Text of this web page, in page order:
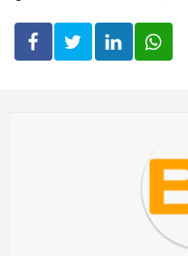
n
t